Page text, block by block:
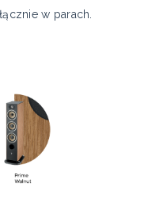
w parach.